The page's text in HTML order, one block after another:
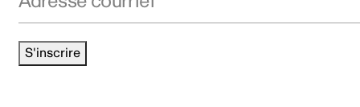
S'inscrire